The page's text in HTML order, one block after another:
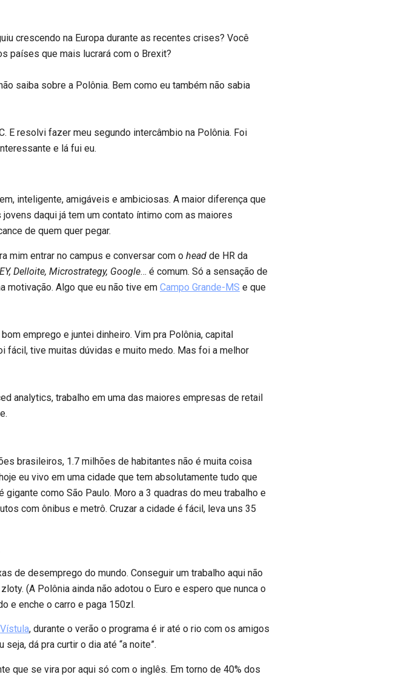
crescendo na Europa durante as recentes crises? Você
países que mais lucrará com o Brexit?
saiba sobre a Polônia. Bem como eu também não sabia
E resolvi fazer meu segundo intercâmbio na Polônia. Foi
e lá fui eu.
inteligente, amigáveis e ambiciosas. A maior diferença que
daqui já tem um contato íntimo com as maiores
de quem quer pegar.
mim entrar no campus e conversar com o head de HR da
Delloite, Microstrategy, Google… é comum. Só a sensação de
motivação. Algo que eu não tive em Campo Grande-MS e que
emprego e juntei dinheiro. Vim pra Polônia, capital
fácil, tive muitas dúvidas e muito medo. Mas foi a melhor
analytics, trabalho em uma das maiores empresas de retail
brasileiros, 1.7 milhões de habitantes não é muita coisa
eu vivo em uma cidade que tem absolutamente tudo que
como São Paulo. Moro a 3 quadras do meu trabalho e
com ônibus e metrô. Cruzar a cidade é fácil, leva uns 35
de desemprego do mundo. Conseguir um trabalho aqui não
(A Polônia ainda não adotou o Euro e espero que nunca o
e enche o carro e paga 150zl.
Vístula, durante o verão o programa é ir até o rio com os amigos
dá pra curtir o dia até “a noite”.
que se vira por aqui só com o inglês. Em torno de 40% dos